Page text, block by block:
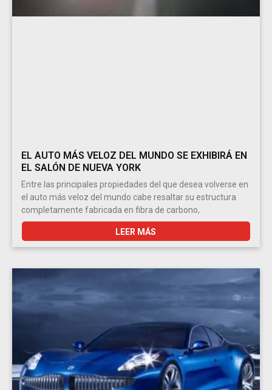
EL AUTO MÁS VELOZ DEL MUNDO SE EXHIBIRÁ EN
EL SALÓN DE NUEVA YORK
Entre las principales propiedades del que desea volverse en
el auto más veloz del mundo cabe resaltar su estructura
completamente fabricada en fibra de carbono,
LEER MÁS